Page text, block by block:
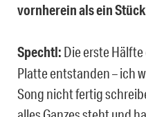
vornherein als ein
Spechtl: Die erste
Platte entstanden – ich
Song nicht fertig